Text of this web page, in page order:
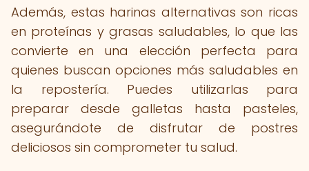
Además, estas harinas alternativas son ricas
en proteínas y grasas saludables, lo que las
convierte en una elección perfecta para
quienes buscan opciones más saludables en
la repostería. Puedes utilizarlas para
preparar desde galletas hasta pasteles,
asegurándote de disfrutar de postres
deliciosos sin comprometer tu salud.